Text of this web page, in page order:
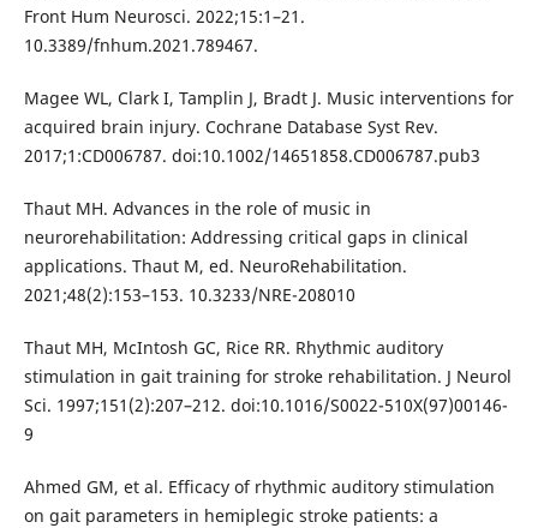
Front Hum Neurosci. 2022;15:1–21.
10.3389/fnhum.2021.789467.
Magee WL, Clark I, Tamplin J, Bradt J. Music interventions for
acquired brain injury. Cochrane Database Syst Rev.
2017;1:CD006787. doi:10.1002/14651858.CD006787.pub3
Thaut MH. Advances in the role of music in
neurorehabilitation: Addressing critical gaps in clinical
applications. Thaut M, ed. NeuroRehabilitation.
2021;48(2):153–153. 10.3233/NRE-208010
Thaut MH, McIntosh GC, Rice RR. Rhythmic auditory
stimulation in gait training for stroke rehabilitation. J Neurol
Sci. 1997;151(2):207–212. doi:10.1016/S0022-510X(97)00146-
9
Ahmed GM, et al. Efficacy of rhythmic auditory stimulation
on gait parameters in hemiplegic stroke patients: a